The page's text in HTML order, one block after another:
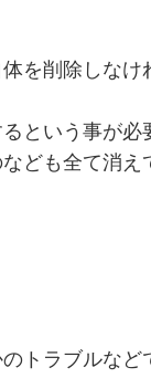
を削除しなけ
という事が必
ども全て消え
トラブルなど